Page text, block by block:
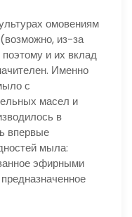
омовениям
из-за
и их вклад
Именно
с
масел и
в
впервые
мыла:
эфирными